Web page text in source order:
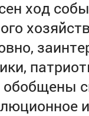
ход
обобщены